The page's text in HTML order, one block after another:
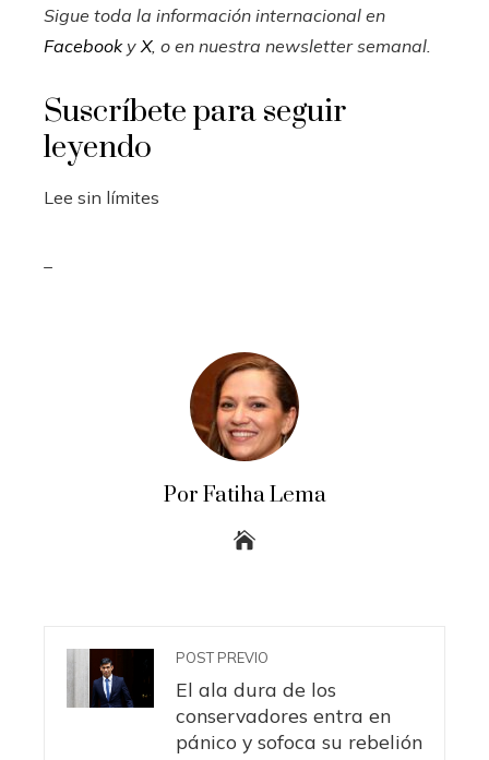
Sigue toda la información internacional en
FacebookyX, o en nuestra newsletter semanal.
Suscríbete para seguir
leyendo
Lee sin límites
Por Fatiha Lema
POST PREVIO
El ala dura de los
conservadores entra en
pánico y sofoca su rebelión